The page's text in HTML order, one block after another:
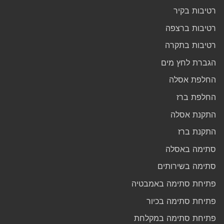
רטיבות בקיר
רטיבות ברצפה
רטיבות בתקרה
הגברת לחץ מים
החלפת אסלה
החלפת ברז
התקנת אסלה
התקנת ברז
סתימה באסלה
סתימה בשירותים
פתיחת סתימה באמבטיה
פתיחת סתימה בכיור
פתיחת סתימה במקלחת